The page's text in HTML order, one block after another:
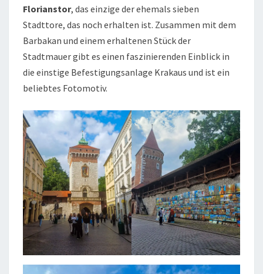
Florianstor, das einzige der ehemals sieben
Stadttore, das noch erhalten ist. Zusammen mit dem
Barbakan und einem erhaltenen Stück der
Stadtmauer gibt es einen faszinierenden Einblick in
die einstige Befestigungsanlage Krakaus und ist ein
beliebtes Fotomotiv.